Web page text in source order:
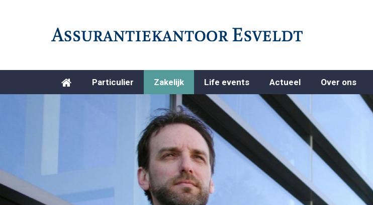
Particulier Zakelijk Life events Actueel Over ons